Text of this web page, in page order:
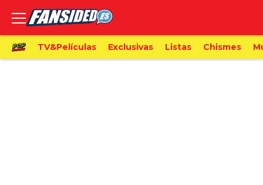
TV&Películas Exclusivas Listas Chismes